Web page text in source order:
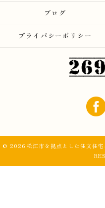
ブログ
プライバシーポリシー
© 2026 松江市を拠点とした注文住